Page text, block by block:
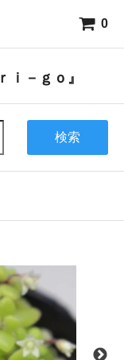
0
ｉ－ｇｏ』
検索